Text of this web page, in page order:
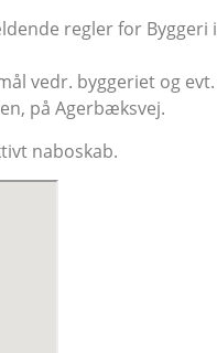
regler for Byggeri i
vedr. byggeriet og evt.
på Agerbæksvej.
naboskab.